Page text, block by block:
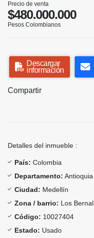
Precio de venta
$480.000.000
Pesos Colombianos
Descargar
información
Compartir
Detalles del inmueble :
País: Colombia
Departamento: Antioquia
Ciudad: Medellín
Zona / barrio: Los Bernal
Código: 10027404
Estado: Usado